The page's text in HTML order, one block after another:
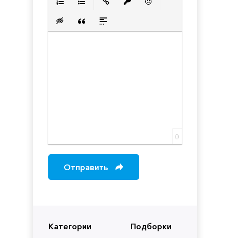
Категории Подборки
Вставка скрытого текста
Вставка цитаты
Вставка спойлера
0
Отправить